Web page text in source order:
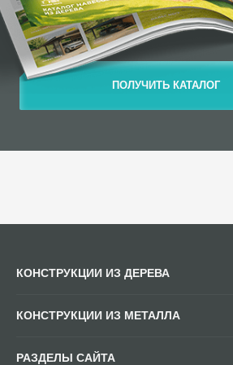
ПОЛУЧИТЬ КАТАЛОГ
КОНСТРУКЦИИ ИЗ ДЕРЕВА
КОНСТРУКЦИИ ИЗ МЕТАЛЛА
РАЗДЕЛЫ САЙТА